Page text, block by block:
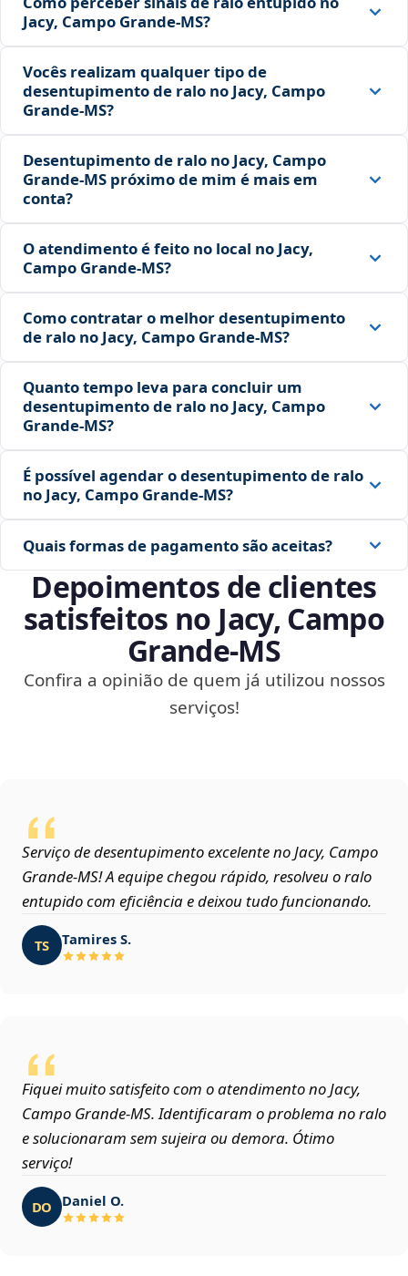
Jacy, Campo Grande‑MS?
Vocês realizam qualquer tipo de
desentupimento de ralo no Jacy, Campo
Grande‑MS?
Desentupimento de ralo no Jacy, Campo
Grande‑MS próximo de mim é mais em
conta?
O atendimento é feito no local no Jacy,
Campo Grande‑MS?
Como contratar o melhor desentupimento
de ralo no Jacy, Campo Grande‑MS?
Quanto tempo leva para concluir um
desentupimento de ralo no Jacy, Campo
Grande‑MS?
É possível agendar o desentupimento de ralo
no Jacy, Campo Grande‑MS?
Quais formas de pagamento são aceitas?
Depoimentos de clientes
satisfeitos no Jacy, Campo
Grande‑MS
Confira a opinião de quem já utilizou nossos
serviços!
Serviço de desentupimento excelente no Jacy, Campo
Grande‑MS! A equipe chegou rápido, resolveu o ralo
entupido com eficiência e deixou tudo funcionando.
TS Tamires S.
Fiquei muito satisfeito com o atendimento no Jacy,
Campo Grande‑MS. Identificaram o problema no ralo
e solucionaram sem sujeira ou demora. Ótimo
serviço!
DO Daniel O.